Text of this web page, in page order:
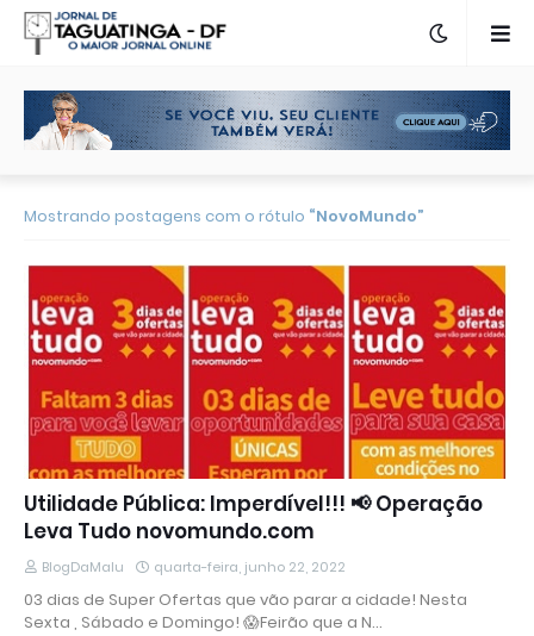
Mostrando postagens com o rótulo NovoMundo
Utilidade Pública: Imperdível!!! 📢 Operação
Leva Tudo novomundo.com
BlogDaMalu quarta-feira, junho 22, 2022
03 dias de Super Ofertas que vão parar a cidade! Nesta
Sexta , Sábado e Domingo! 😱Feirão que a N…